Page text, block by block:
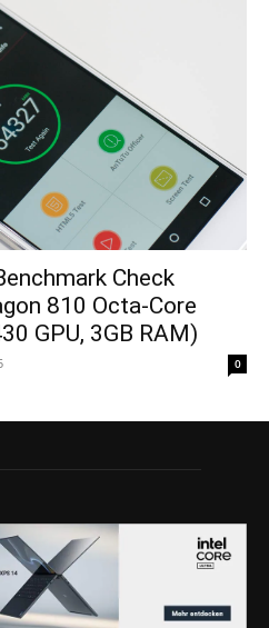
Check
810 Octa-Core
GPU, 3GB RAM)
0